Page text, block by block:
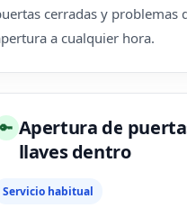
cerradas y problemas
a cualquier hora.
🔑 Apertura de
llaves dentro
Servicio habitual